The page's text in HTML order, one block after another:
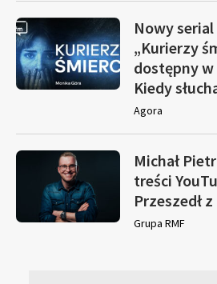
Nowy
„Kurierzy
dostępny w
Kiedy
Agora
Michał
treści
Przeszedł
Grupa RMF